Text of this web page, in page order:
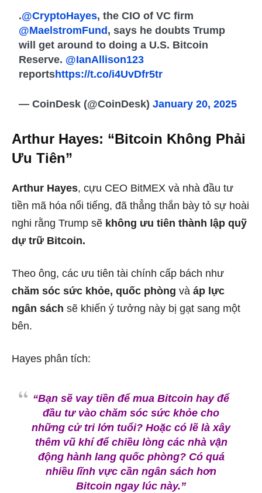
.@CryptoHayes, the CIO of VC firm
@MaelstromFund , says he doubts Trump
will get around to doing a U.S. Bitcoin
Reserve. @IanAllison123
reportshttps://t.co/i4UvDfr5tr
— CoinDesk (@CoinDesk)January 20, 2025
Arthur Hayes: “Bitcoin Không Phải
Ưu Tiên”
Arthur Hayes, cựu CEO BitMEX và nhà đầu tư
tiền mã hóa nổi tiếng, đã thẳng thắn bày tỏ sự hoài
nghi rằng Trump sẽ không ưu tiên thành lập quỹ
dự trữ Bitcoin.
Theo ông, các ưu tiên tài chính cấp bách như
chăm sóc sức khỏe, quốc phòng và áp lực
ngân sách sẽ khiến ý tưởng này bị gạt sang một
bên.
Hayes phân tích:
“Bạn sẽ vay tiền để mua Bitcoin hay để
đầu tư vào chăm sóc sức khỏe cho
những cử tri lớn tuổi? Hoặc có lẽ là xây
thêm vũ khí để chiều lòng các nhà vận
động hành lang quốc phòng? Có quá
nhiều lĩnh vực cần ngân sách hơn
Bitcoin ngay lúc này.”